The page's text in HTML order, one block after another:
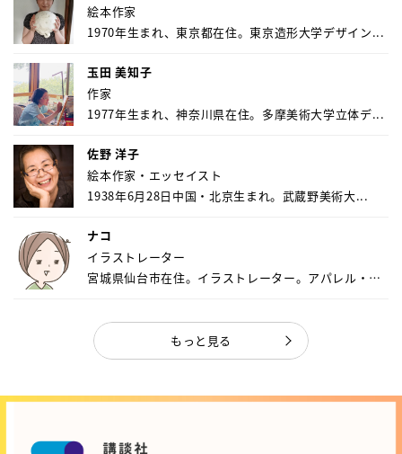
絵本作家
1970年生まれ、東京都在住。東京造形大学デザイン...
玉田 美知子
作家
1977年生まれ、神奈川県在住。多摩美術大学立体デ...
佐野 洋子
絵本作家・エッセイスト
1938年6月28日中国・北京生まれ。武蔵野美術大...
ナコ
イラストレーター
宮城県仙台市在住。イラストレーター。アパレル・キ
もっと見る